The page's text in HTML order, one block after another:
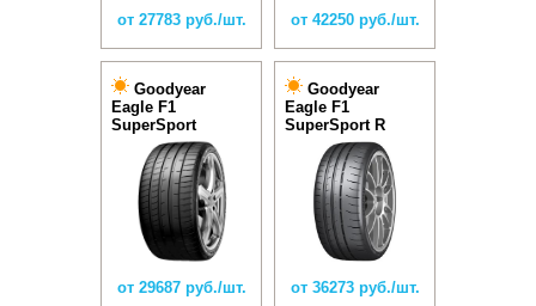
от 27783 руб./шт. от 42250 руб./шт.
Goodyear
Eagle F1
SuperSport
от 29687 руб./шт.
Goodyear
Eagle F1
SuperSport R
от 36273 руб./шт.